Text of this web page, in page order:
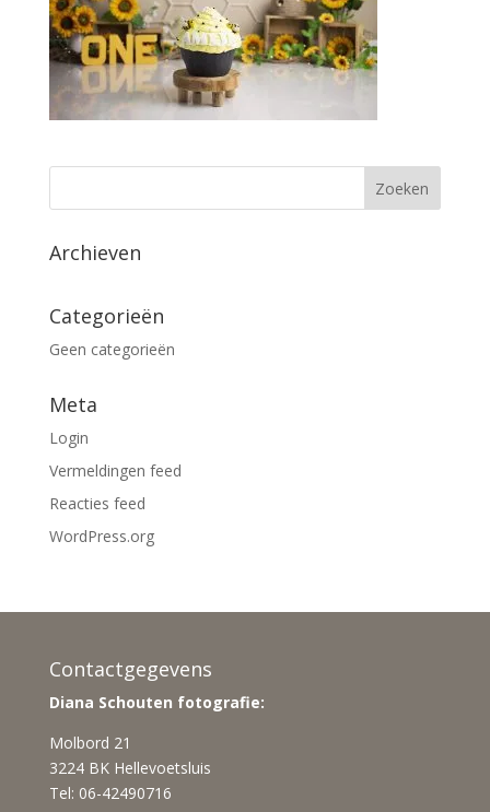
Archieven
Categorieën
Geen categorieën
Meta
Login
Vermeldingen feed
Reacties feed
WordPress.org
Contactgegevens
Diana Schouten fotografie:
Molbord 21
3224 BK Hellevoetsluis
Tel: 06-42490716